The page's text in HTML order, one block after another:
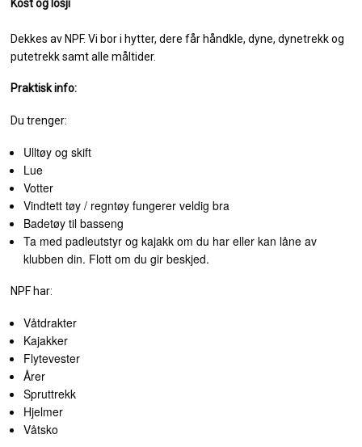
Kost og losji
Dekkes av NPF. Vi bor i hytter, dere får håndkle, dyne, dynetrekk og
putetrekk samt alle måltider.
Praktisk info:
Du trenger:
Ulltøy og skift
Lue
Votter
Vindtett tøy / regntøy fungerer veldig bra
Badetøy til basseng
Ta med padleutstyr og kajakk om du har eller kan låne av
klubben din. Flott om du gir beskjed.
NPF har:
Våtdrakter
Kajakker
Flytevester
Årer
Spruttrekk
Hjelmer
Våtsko